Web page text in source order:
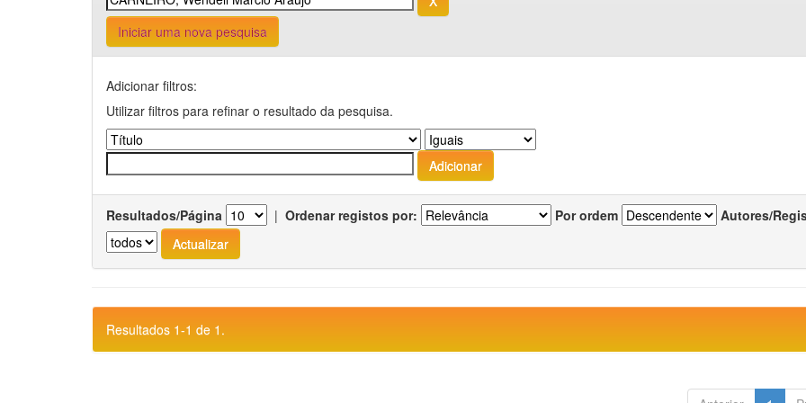
Iniciar uma nova pesquisa
Adicionar filtros:
Utilizar filtros para refinar o resultado da pesquisa.
Resultados/Página | Ordenar registos por: Por ordem Autores/
Resultados 1-1 de 1.